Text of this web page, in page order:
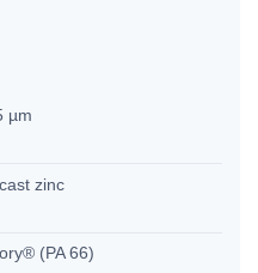
µm
zinc
(PA 66)